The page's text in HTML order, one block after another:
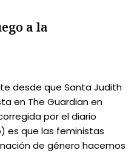
a la
desde que Santa Judith
en The Guardian en
por el diario
es que las feministas
de género hacemos